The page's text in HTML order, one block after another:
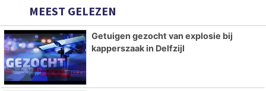
MEEST GELEZEN
Getuigen gezocht van explosie bij
kapperszaak in Delfzijl